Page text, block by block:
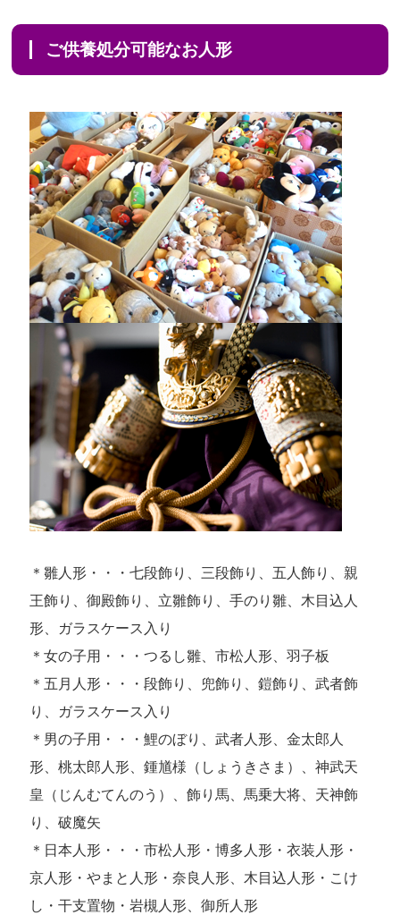
ご供養処分可能なお人形
＊雛人形・・・七段飾り、三段飾り、五人飾り、親
王飾り、御殿飾り、立雛飾り、手のり雛、木目込人
形、ガラスケース入り
＊女の子用・・・つるし雛、市松人形、羽子板
＊五月人形・・・段飾り、兜飾り、鎧飾り、武者飾
り、ガラスケース入り
＊男の子用・・・鯉のぼり、武者人形、金太郎人
形、桃太郎人形、鍾馗様（しょうきさま）、神武天
皇（じんむてんのう）、飾り馬、馬乗大将、天神飾
り、破魔矢
＊日本人形・・・市松人形・博多人形・衣装人形・
京人形・やまと人形・奈良人形、木目込人形・こけ
し・干支置物・岩槻人形、御所人形